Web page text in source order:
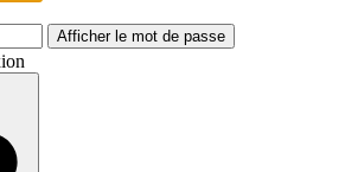
Afficher le mot de passe